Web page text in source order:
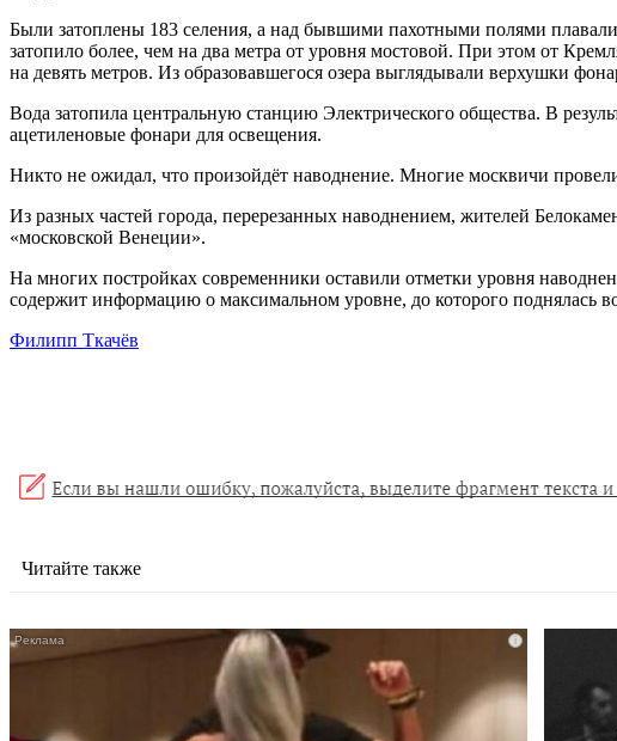
Были затоплены 183 селения, а над бывшими пахотными полями
затопило более, чем на два метра от уровня мостовой. При этом от
на девять метров. Из образовавшегося озера выглядывали верхушки
Вода затопила центральную станцию Электрического общества. В
ацетиленовые фонари для освещения.
Никто не ожидал, что произойдёт наводнение. Многие москвичи
Из разных частей города, перерезанных наводнением, жителей
«московской Венеции».
На многих постройках современники оставили отметки уровня
содержит информацию о максимальном уровне, до которого поднялась
Филипп Ткачёв
Читайте также
i